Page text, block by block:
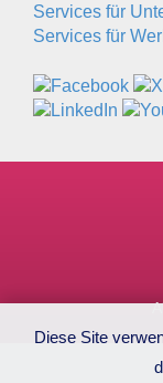
Services für
Services für
Diese Site